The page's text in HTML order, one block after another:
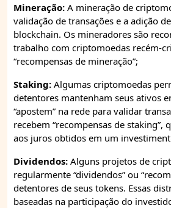
Mineração: A mineração de
validação de transações e a adição
blockchain. Os mineradores são
trabalho com criptomoedas recém-
“recompensas de mineração”;
Staking: Algumas criptomoedas
detentores mantenham seus ativos
“apostem” na rede para validar
recebem “recompensas de staking”,
aos juros obtidos em um
Dividendos: Alguns projetos de
regularmente “dividendos” ou
detentores de seus tokens. Essas
baseadas na participação do